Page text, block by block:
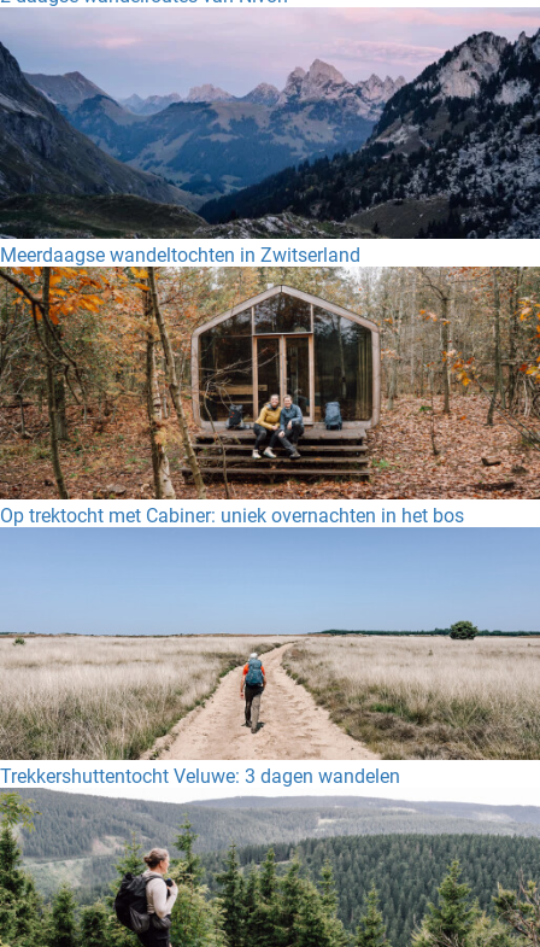
Meerdaagse wandeltochten in Zwitserland
Op trektocht met Cabiner: uniek overnachten in het bos
Trekkershuttentocht Veluwe: 3 dagen wandelen